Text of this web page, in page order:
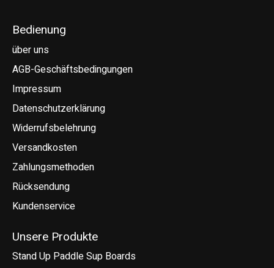
Bedienung
über uns
AGB-Geschäftsbedingungen
Impressum
Datenschutzerklärung
Widerrufsbelehrung
Versandkosten
Zahlungsmethoden
Rücksendung
Kundenservice
Unsere Produkte
Stand Up Paddle Sup Boards